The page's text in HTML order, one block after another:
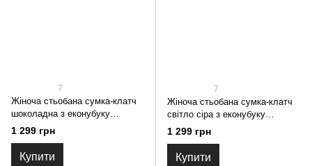
7
Жіноча стьобана сумка-клатч
шоколадна з еконубуку
маленька через плече на
ланцюжку FULI
1 299 грн
Купити
7
Жіноча стьобана сумка-клатч
світло сіра з еконубуку
маленька через плече на
ланцюжку FULI
1 299 грн
Купити